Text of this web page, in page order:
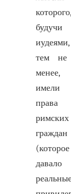
будучи
иудеями,
тем не
менее,
имели
права
римских
граждан
(которое
давало